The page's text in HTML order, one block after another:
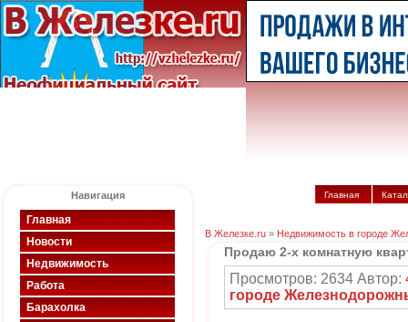
Навигация
Главная
Новости
Недвижимость
Работа
Барахолка
Главная
В Железке.ru » Недвижимость в городе
Продаю 2-х комнатную
Просмотров: 2634 Автор:
городе